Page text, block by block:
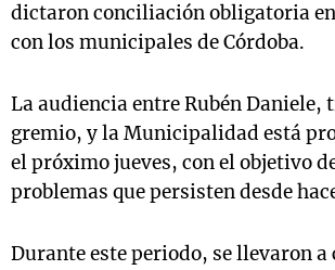
dictaron conciliación obligatoria
con los municipales de Córdoba.
La audiencia entre Rubén Daniele,
gremio, y la Municipalidad está
el próximo jueves, con el objetivo
problemas que persisten desde
Durante este periodo, se llevaron a